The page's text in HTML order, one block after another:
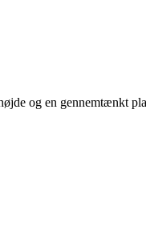
og en gennemtænkt